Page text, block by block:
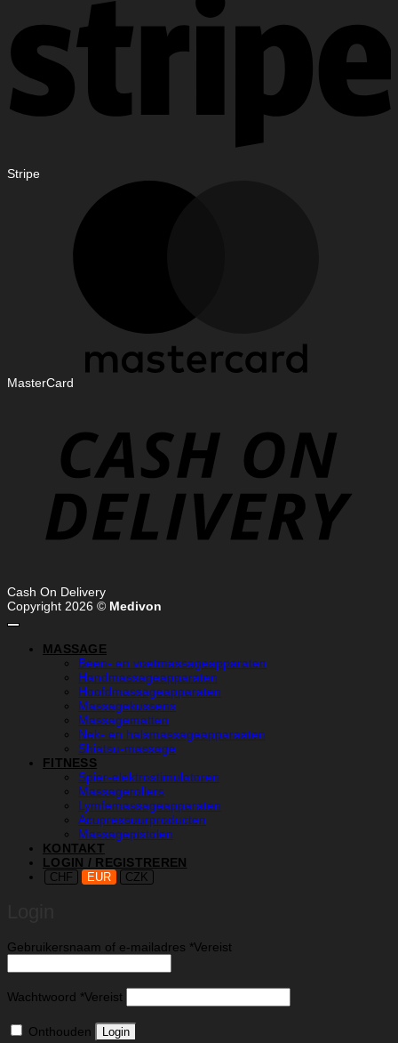
Stripe
MasterCard
Cash On Delivery
Copyright 2026 © Medivon
MASSAGE
Been- en voetmassageapparaten
Handmassageapparaten
Hoofdmassageapparaten
Massagekussens
Massagematten
Nek- en halsmassageapparaaten
Shiatsu-massage
FITNESS
Spier-elektrostimulatoren
Massagerollers
Lymfemassageapparaten
Acupressuurproducten
Massagepistolen
KONTAKT
LOGIN / REGISTREREN
CHF EUR CZK
Gebruikersnaam of e-mailadres *Vereist
Wachtwoord *Vereist
Onthouden Login